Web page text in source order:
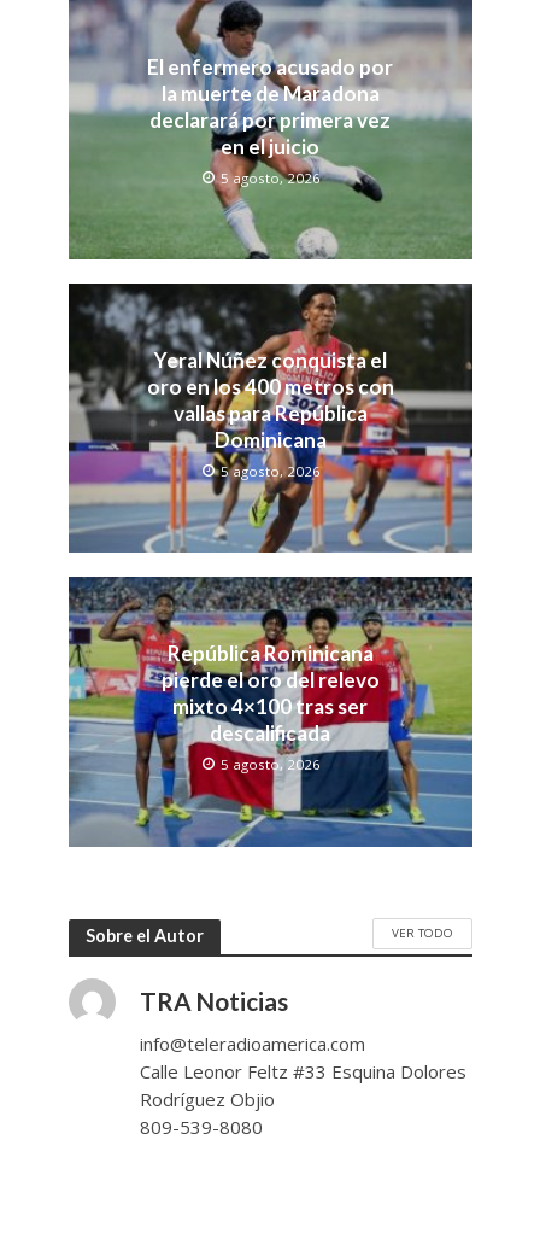
El enfermero acusado por
la muerte de Maradona
declarará por primera vez
en el juicio
5 agosto, 2026
Yeral Núñez conquista el
oro en los 400 metros con
vallas para República
Dominicana
5 agosto, 2026
República Rominicana
pierde el oro del relevo
mixto 4×100 tras ser
descalificada
5 agosto, 2026
Sobre el Autor VER TODO
TRA Noticias
info@teleradioamerica.com
Calle Leonor Feltz #33 Esquina Dolores
Rodríguez Objio
809-539-8080